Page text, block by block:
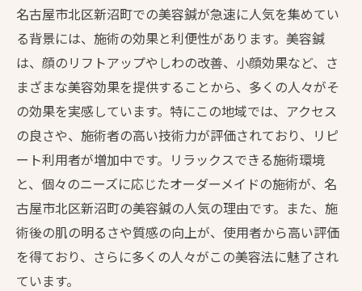
名古屋市北区新沼町での美容鍼が急速に人気を集めてい
る背景には、施術の効果と利便性があります。美容鍼
は、顔のリフトアップやしわの改善、小顔効果など、さ
まざまな美容効果を提供することから、多くの人々がそ
の効果を実感しています。特にこの地域では、アクセス
の良さや、施術者の高い技術力が評価されており、リピ
ート利用者が増加中です。リラックスできる施術環境
と、個々のニーズに応じたオーダーメイドの施術が、名
古屋市北区新沼町の美容鍼の人気の理由です。また、施
術後の肌の明るさや質感の向上が、使用者から高い評価
を得ており、さらに多くの人々がこの美容法に魅了され
ています。